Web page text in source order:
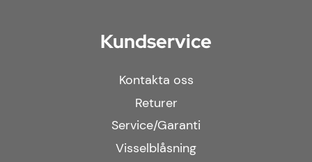
Kundservice
Kontakta oss
Returer
Service/Garanti
Visselblåsning